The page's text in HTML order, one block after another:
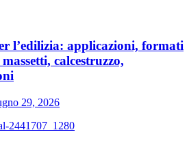
l’edilizia: applicazioni, formati
calcestruzzo,
29, 2026